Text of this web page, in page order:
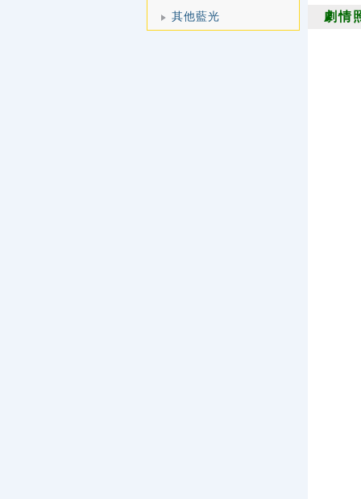
其他藍光 劇情